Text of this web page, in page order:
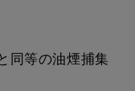
同等の油煙捕集